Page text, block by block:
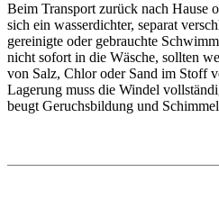
Beim Transport zurück nach Hause
sich ein wasserdichter, separat
gereinigte oder gebrauchte
nicht sofort in die Wäsche, sollten
von Salz, Chlor oder Sand im Stoff
Lagerung muss die Windel
beugt Geruchsbildung und